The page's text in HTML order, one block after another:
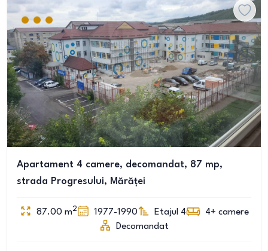
Apartament 4 camere, decomandat, 87 mp,
strada Progresului, Mărăței
87.00 m2 1977-1990 Etajul 4 4+ camere
Decomandat